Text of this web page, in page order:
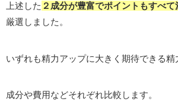
上述した ２成分が豊富でポイントもすべて
厳選しました。
いずれも精力アップに大きく期待できる精
成分や費用などそれぞれ比較します。